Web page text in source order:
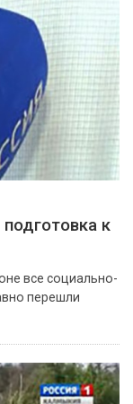
к
все социально-
перешли